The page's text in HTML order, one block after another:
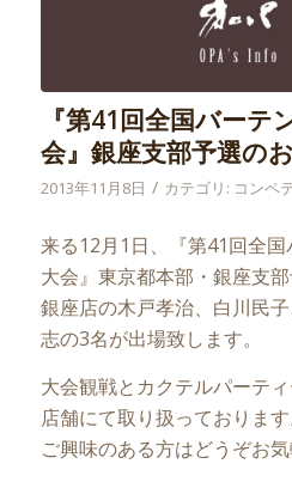
『第41回全国バーテ
会』銀座支部予選の
2013年11月8日 / カテゴリ: コンペ
来る12月1日、『第41回全
大会』東京都本部・銀座支部
銀座店の木戸孝治、白川民
志の3名が出場致します。
大会観戦とカクテルパーテ
店舗にて取り扱っております
ご興味のある方はどうぞお気